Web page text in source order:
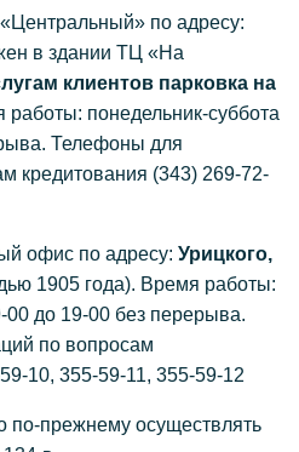
по адресу:
в здании ТЦ «На
клиентов парковка на
работы: понедельник-суббота
Телефоны для
кредитования (343) 269-72-
офис по адресу: Урицкого,
1905 года). Время работы:
00 до 19-00 без перерыва.
по вопросам
10, 355-59-11, 355-59-12
по-прежнему осуществлять